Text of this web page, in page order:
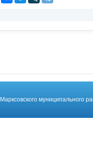
муниципального